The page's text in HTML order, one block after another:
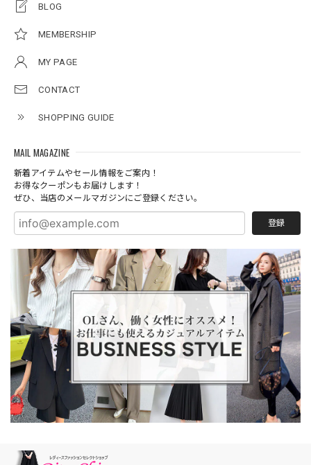
BLOG
MEMBERSHIP
MY PAGE
CONTACT
SHOPPING GUIDE
MAIL MAGAZINE
新着アイテムやセール情報をご案内！
お得なクーポンもお届けします！
ぜひ、当店のメールマガジンにご登録ください。
登録